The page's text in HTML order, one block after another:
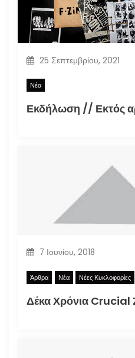
25 Σεπτεμβρίου, 2021
Νέα
7 Ιουνίου, 2018
Άρθρα Νέα Νέες Κυκλοφορίες